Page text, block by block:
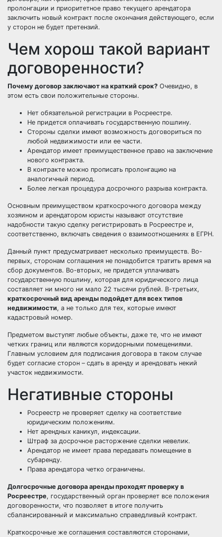
пролонгации и приоритетное право текущего арендатора
заключить новый контракт после окончания действующего, если
у сторон не будет претензий.
Чем хорош такой вариант
договоренности?
Почему договор заключают на краткий срок? Очевидно, в
этом есть свои положительные стороны.
Нет обязательной регистрации в Росреестре.
Не придется оплачивать государственную пошлину.
Стороны сделки имеют возможность договориться по
любой недвижимости или ее части.
Арендатор имеет преимущественное право на заключение
нового контракта.
В контракте можно прописать пролонгацию на
аналогичный период.
Более легкая процедура досрочного разрыва контракта.
Основным преимуществом краткосрочного договора между
хозяином и арендатором юристы называют отсутствие
надобности такую сделку регистрировать в Росреестре и,
соответственно, включать сведения о взаимоотношениях в ЕГРН.
Данный пункт предусматривает несколько преимуществ. Во-
первых, сторонам соглашения не понадобится тратить время на
сбор документов. Во-вторых, не придется уплачивать
государственную пошлину, которая для юридического лица
составляет ни много ни мало 22 тысячи рублей. В-третьих,
краткосрочный вид аренды подойдет для всех типов
недвижимости, а не только для тех, которые имеют
кадастровый номер.
Предметом выступят любые объекты, даже те, что не имеют
четких границ или являются коридорными помещениями.
Главным условием для подписания договора в таком случае
будет согласие сторон – сдать в аренду и арендовать некий
участок недвижимости.
Негативные стороны
Росреестр не проверяет сделку на соответствие
юридическим положениям.
Нет арендных каникул, индексации.
Штраф за досрочное расторжение сделки невелик.
Арендатор не имеет права передавать помещение в
субаренду.
Права арендатора четко ограничены.
Долгосрочные договора аренды проходят проверку в
Росреестре, государственный орган проверяет все положения
договоренности, что позволяет в итоге получить
сбалансированный и максимально справедливый контракт.
Краткосрочные же соглашения составляются сторонами,